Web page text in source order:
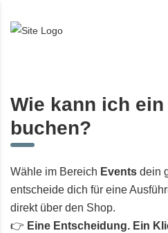
Wie kann ich
buchen?
Wähle im Bereich Events dein
entscheide dich für eine
direkt über den Shop.
👉 Eine Entscheidung. Ein